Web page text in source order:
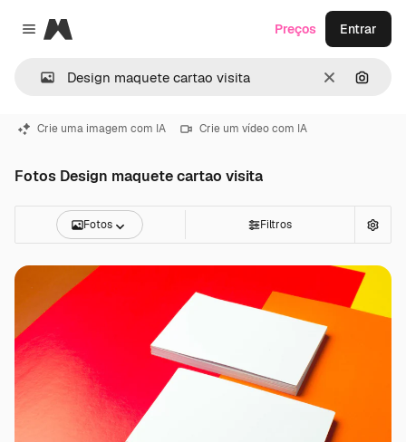
Close menu
Magnific
Limpar
Preços Entrar
Crie uma imagem com IA Crie um vídeo com IA
Fotos Design maquete cartao visita
Fotos Filtros